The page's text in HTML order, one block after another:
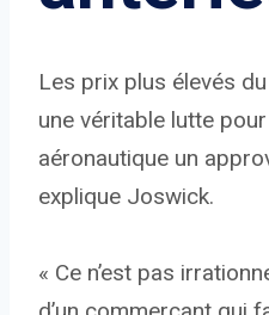
Les prix plus élevés
une véritable lutte
aéronautique un
explique Joswick.
« Ce n’est pas